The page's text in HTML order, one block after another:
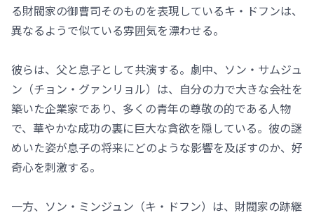
る財閥家の御曹司そのものを表現しているキ・ドフンは、
異なるようで似ている雰囲気を漂わせる。
彼らは、父と息子として共演する。劇中、ソン・サムジュ
ン（チョン・グァンリョル）は、自分の力で大きな会社を
築いた企業家であり、多くの青年の尊敬の的である人物
で、華やかな成功の裏に巨大な貪欲を隠している。彼の謎
めいた姿が息子の将来にどのような影響を及ぼすのか、好
奇心を刺激する。
一方、ソン・ミンジュン（キ・ドフン）は、財閥家の跡継